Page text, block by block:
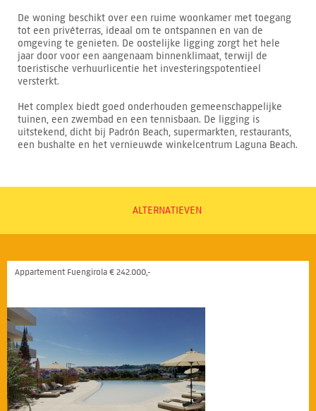
De woning beschikt over een ruime woonkamer met toegang
tot een privéterras, ideaal om te ontspannen en van de
omgeving te genieten. De oostelijke ligging zorgt het hele
jaar door voor een aangenaam binnenklimaat, terwijl de
toeristische verhuurlicentie het investeringspotentieel
versterkt.
Het complex biedt goed onderhouden gemeenschappelijke
tuinen, een zwembad en een tennisbaan. De ligging is
uitstekend, dicht bij Padrón Beach, supermarkten, restaurants,
een bushalte en het vernieuwde winkelcentrum Laguna Beach.
ALTERNATIEVEN
Appartement Fuengirola € 242.000,-